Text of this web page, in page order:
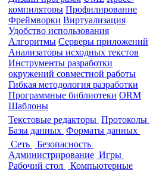
компиляторы Профилирование
Фреймворки Виртуализация
Удобство использования
Алгоритмы Серверы приложений
Анализаторы исходных текстов
Инструменты разработки
окружений совместной работы
Гибкая методология разработки
Программные библиотеки ORM
Шаблоны
Текстовые редакторы Протоколы
Базы данных Форматы данных
Сеть
Безопасность
Администрирование Игры
Рабочий стол
Компьютерные